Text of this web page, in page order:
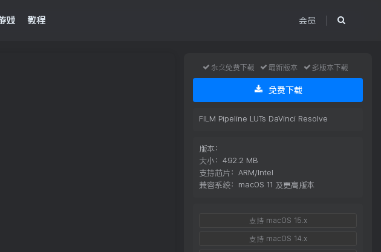
戏 教程 会员
永久免费下载 最新版本 多版本下载
免费下载
FILM Pipeline LUTs DaVinci Resolve
版本：
大小：492.2 MB
支持芯片：ARM/Intel
兼容系统：macOS 11 及更高版本
支持 macOS 15.x
支持 macOS 14.x